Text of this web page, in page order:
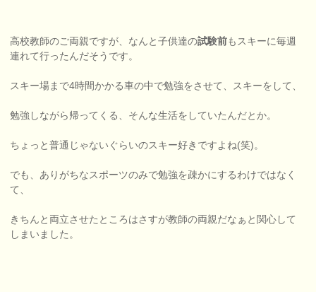
高校教師のご両親ですが、なんと子供達の試験前もスキーに毎週
連れて行ったんだそうです。
スキー場まで4時間かかる車の中で勉強をさせて、スキーをして、
勉強しながら帰ってくる、そんな生活をしていたんだとか。
ちょっと普通じゃないぐらいのスキー好きですよね(笑)。
でも、ありがちなスポーツのみで勉強を疎かにするわけではなく
て、
きちんと両立させたところはさすが教師の両親だなぁと関心して
しまいました。